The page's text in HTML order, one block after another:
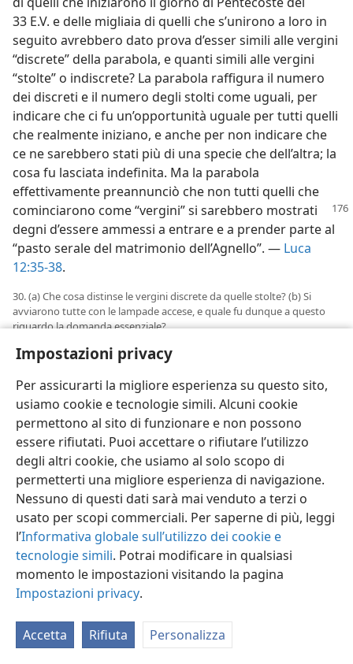
Impostazioni privacy
Per assicurarti la migliore esperienza su questo sito,
usiamo cookie e tecnologie simili. Alcuni cookie
permettono al sito di funzionare e non possono
essere rifiutati. Puoi accettare o rifiutare l’utilizzo
degli altri cookie, che usiamo al solo scopo di
permetterti una migliore esperienza di navigazione.
Nessuno di questi dati sarà mai venduto a terzi o
usato per scopi commerciali. Per saperne di più, leggi
l’Informativa globale sull’utilizzo dei cookie e
tecnologie simili. Potrai modificare in qualsiasi
momento le impostazioni visitando la pagina
Impostazioni privacy.
Accetta Rifiuta Personalizza
33 E.V. e delle migliaia di quelli che s’unirono a loro in
seguito avrebbero dato prova d’esser simili alle vergini
“discrete” della parabola, e quanti simili alle vergini
“stolte” o indiscrete? La parabola raffigura il numero
dei discreti e il numero degli stolti come uguali, per
indicare che ci fu un’opportunità uguale per tutti quelli
che realmente iniziano, e anche per non indicare che
ce ne sarebbero stati più di una specie che dell’altra; la
cosa fu lasciata indefinita. Ma la parabola
effettivamente preannunciò che non tutti quelli che
cominciarono come “vergini” si sarebbero mostrati
degni d’essere ammessi a entrare e a prender parte al
“pasto serale del matrimonio dell’Agnello”. — Luca
12:35-38.
30. (a) Che cosa distinse le vergini discrete da quelle stolte? (b) Si
avviarono tutte con le lampade accese, e quale fu dunque a questo
riguardo la domanda essenziale?
30Che cosa, dunque, distinse le vergini discrete o
stolte presero le loro lampade ma non presero con sé
l’olio, invece le discrete presero l’olio nei loro
ricettacoli, con le loro lampade”. ( Matteo 25:3, 4)
Tuttavia, tutte sapevano che avendo lampade accese
sino alla fine della processione di accoglienza
sarebbero state identificate, si sarebbero mostrate
degne d’essere ammesse alla festa nuziale. In vista di
ciò avevano bisogno di olio sufficiente che durasse
loro finché la processione nuziale non fosse giunta alla
casa dello sposo. Nell’adempimento della parabola,
che cosa fu raffigurato dall’olio? Esse si avviarono per
andare incontro allo sposo prima che ne fosse
annunciato l’arrivo, e quando si avviarono le loro
lampade erano accese. Così almeno allora c’era olio